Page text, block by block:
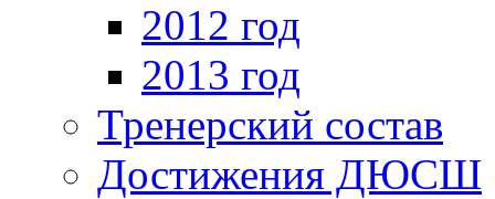
2012 год
2013 год
Тренерский состав
Достижения ДЮСШ